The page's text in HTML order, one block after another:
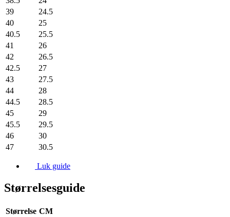
39
24.5
40
25
40.5
25.5
41
26
42
26.5
42.5
27
43
27.5
44
28
44.5
28.5
45
29
45.5
29.5
46
30
47
30.5
Luk guide
Størrelsesguide
Størrelse CM